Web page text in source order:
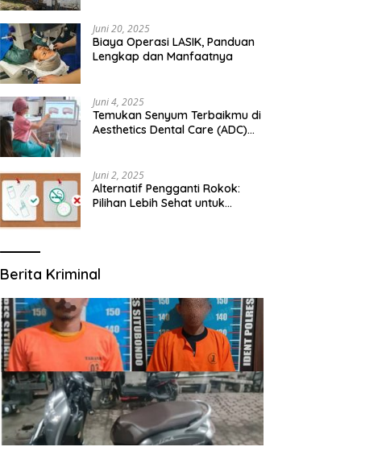
Juni 20, 2025
Biaya Operasi LASIK, Panduan
Lengkap dan Manfaatnya
Juni 4, 2025
Temukan Senyum Terbaikmu di
Aesthetics Dental Care (ADC)
Juni 2, 2025
Alternatif Pengganti Rokok:
Pilihan Lebih Sehat untuk
Berita Kriminal